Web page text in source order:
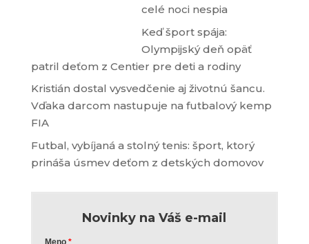
celé noci nespia
Keď šport spája:
Olympijský deň opäť
patril deťom z Centier pre deti a rodiny
Kristián dostal vysvedčenie aj životnú šancu.
Vďaka darcom nastupuje na futbalový kemp
FIA
Futbal, vybíjaná a stolný tenis: šport, ktorý
prináša úsmev deťom z detských domovov
Novinky na Váš e-mail
Meno